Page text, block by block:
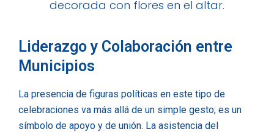
Liderazgo y Colaboración entre
Municipios
La presencia de figuras políticas en este tipo de
celebraciones va más allá de un simple gesto; es un
símbolo de apoyo y de unión. La asistencia del